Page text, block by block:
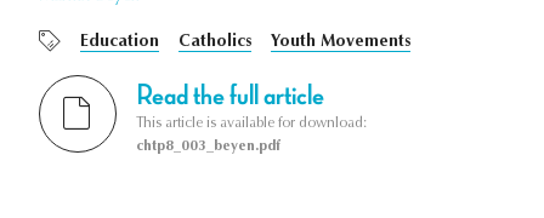
Education Catholics Youth Movements
Read the full article
This article is available for download:
chtp8_003_beyen.pdf